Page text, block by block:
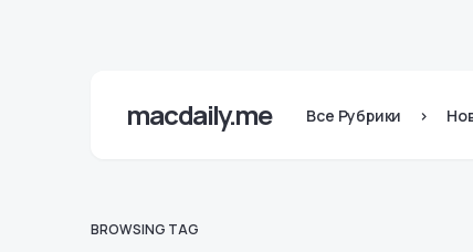
macdaily.me Все Рубрики >
BROWSING TAG